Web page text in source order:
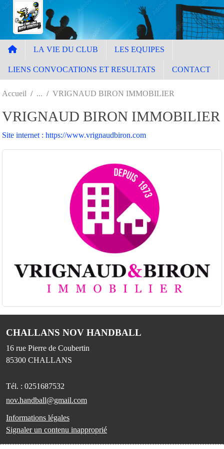
LA VIE DU CLUB LES EQUIPES
LIENS CONVOCATIONS ET RESULTATS CONTACT
Accueil VRIGNAUD BIRON IMMOBILIER
VRIGNAUD BIRON IMMOBILIER
Site internet : https://www.vrignaudbiron.com
CHALLANS NOV HANDBALL
16 rue Pierre de Coubertin
85300 CHALLANS
Tél. : 0251687532
nov.handball@gmail.com
Informations légales
Signaler un contenu inapproprié
Panneau de gestion des cookies